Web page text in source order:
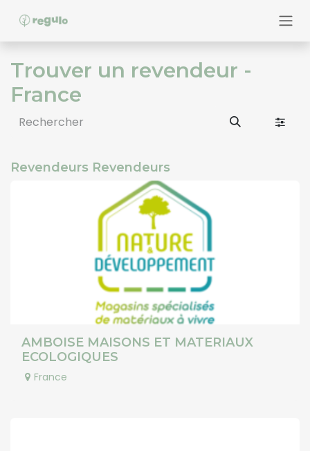
Trouver un revendeur -
France
Revendeurs Revendeurs
AMBOISE MAISONS ET MATERIAUX
ECOLOGIQUES
France